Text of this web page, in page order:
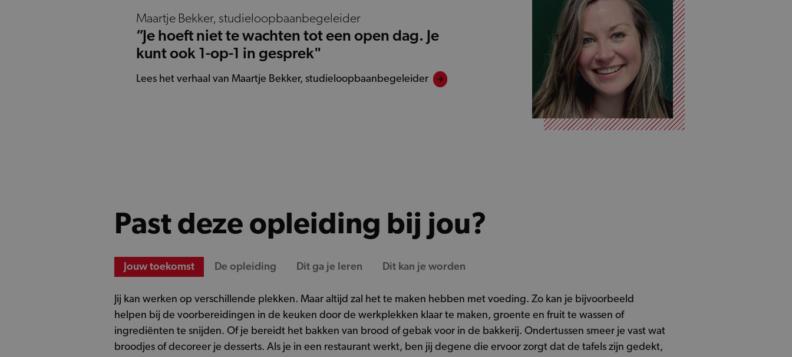
Maartje Bekker, studieloopbaanbegeleider
”Je hoeft niet te wachten tot een open dag. Je
kunt ook 1-op-1 in gesprek"
Lees het verhaal van Maartje Bekker, studieloopbaanbegeleider
Past deze opleiding bij jou?
Jouw toekomst De opleiding Dit ga je leren Dit kan je worden
Jij kan werken op verschillende plekken. Maar altijd zal het te maken hebben met voeding. Zo kan je bijvoorbeeld
helpen bij de voorbereidingen in de keuken door de werkplekken klaar te maken, groente en fruit te wassen of
ingrediënten te snijden. Of je bereidt het bakken van brood of gebak voor in de bakkerij. Ondertussen smeer je vast wat
broodjes of decoreer je desserts. Als je in een restaurant werkt, ben jij degene die ervoor zorgt dat de tafels zijn gedekt,